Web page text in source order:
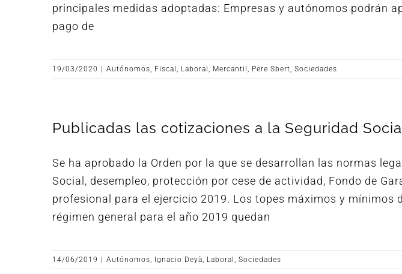
principales medidas adoptadas: Empresas y autónomos podrán
pago de
19/03/2020 Autónomos, Fiscal , Laboral , Mercantil , Pere Sbert, Sociedades
Publicadas las cotizaciones a la Seguridad
Se ha aprobado la Orden por la que se desarrollan las normas
Social, desempleo, protección por cese de actividad, Fondo de
profesional para el ejercicio 2019. Los topes máximos y mínimos
régimen general para el año 2019 quedan
14/06/2019 Autónomos, Ignacio Deyà, Laboral , Sociedades